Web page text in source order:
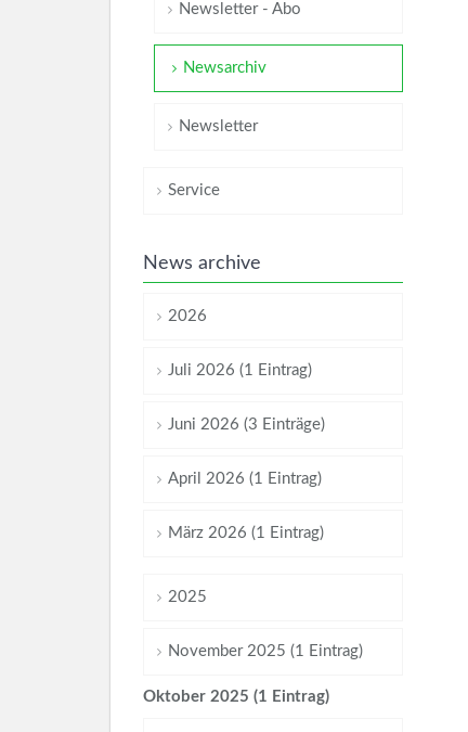
Newsletter - Abo
Newsarchiv
Newsletter
Service
News archive
2026
Juli 2026 (1 Eintrag)
Juni 2026 (3 Einträge)
April 2026 (1 Eintrag)
März 2026 (1 Eintrag)
2025
November 2025 (1 Eintrag)
Oktober 2025 (1 Eintrag)